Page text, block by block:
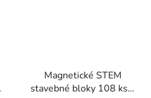
Magnetické STEM
stavebné bloky 108 ks –